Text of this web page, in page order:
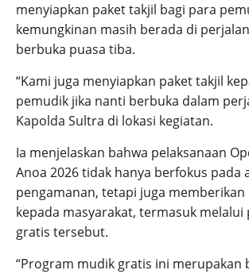
menyiapkan paket takjil bagi para
kemungkinan masih berada di
berbuka puasa tiba.
“Kami juga menyiapkan paket takjil
pemudik jika nanti berbuka dalam
Kapolda Sultra di lokasi kegiatan.
Ia menjelaskan bahwa pelaksanaan
Anoa 2026 tidak hanya berfokus pada
pengamanan, tetapi juga memberikan
kepada masyarakat, termasuk
gratis tersebut.
“Program mudik gratis ini merupakan